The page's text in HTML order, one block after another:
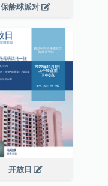
保龄球派对
开放日